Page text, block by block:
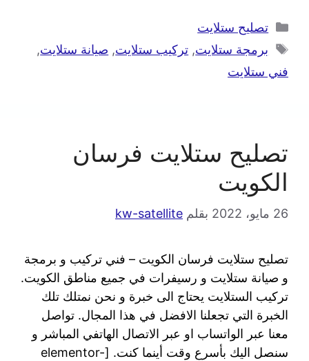
تصليح ستلايت
برمجة ستلايت, تركيب ستلايت, صيانة ستلايت,
فني ستلايت
تصليح ستلايت فرسان
الكويت
26 مايو، 2022 بقلم kw-satellite
تصليح ستلايت فرسان الكويت – فني تركيب و برمجة
و صيانة ستلايت و رسيفرات في جميع مناطق الكويت.
تركيب الستلايت يحتاج الى خبرة و نحن نمتلك تلك
الخبرة التي تجعلنا الافضل في هذا المجال. تواصل
معنا عبر الواتساب او عبر الاتصال الهاتفي المباشر و
سنصل اليك بأسرع وقت أينما كنت. [elementor-